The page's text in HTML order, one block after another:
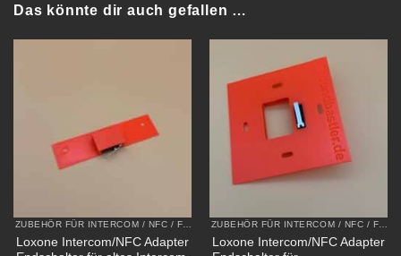
Das könnte dir auch gefallen …
ZUBEHÖR FÜR INTERCOM / NFC / FLEX AUS KUNSTSTOFF
Loxone Intercom/NFC Adapter
ZUBEHÖR FÜR INTERCOM / NFC / FLEX AUS KUNSTSTOFF
Loxone Intercom/NFC Adapter